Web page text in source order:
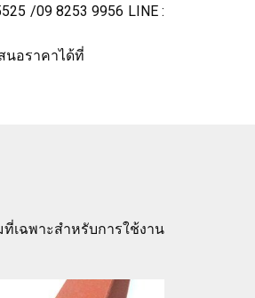
/09 8253 9956 LINE :
นอราคาได้ที่
เฉพาะสำหรับการใช้งาน